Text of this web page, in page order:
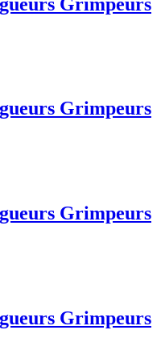
Grimpeurs
Grimpeurs
Grimpeurs